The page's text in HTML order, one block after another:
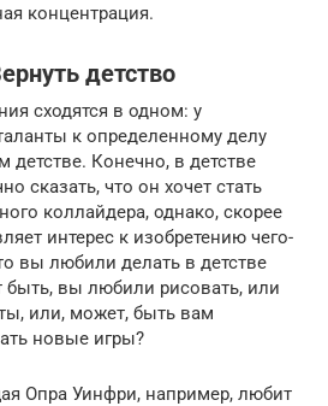
концентрация.
детство
сходятся в одном: у
к определенному делу
детстве. Конечно, в детстве
сказать, что он хочет стать
коллайдера, однако, скорее
интерес к изобретению чего-
вы любили делать в детстве
вы любили рисовать, или
или, может, быть вам
новые игры?
Опра Уинфри, например, любит